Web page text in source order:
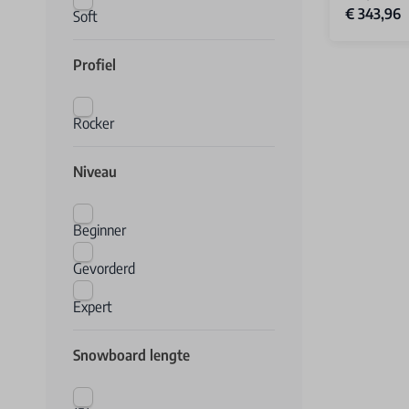
Soft
Profiel
Rocker
Niveau
Beginner
Gevorderd
Expert
Snowboard lengte
€ 343,96